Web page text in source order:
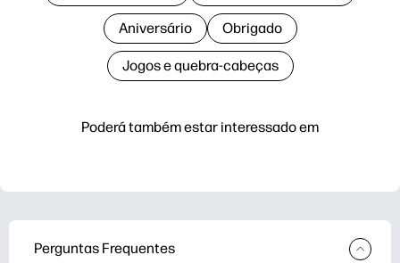
Poderá também estar interessado em
Aniversário Obrigado
Jogos e quebra-cabeças
Perguntas Frequentes